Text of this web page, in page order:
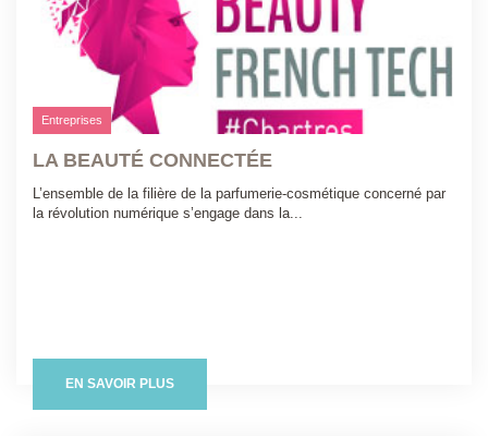
Entreprises
LA BEAUTÉ CONNECTÉE
L’ensemble de la filière de la parfumerie-cosmétique concerné par
la révolution numérique s’engage dans la...
EN SAVOIR PLUS